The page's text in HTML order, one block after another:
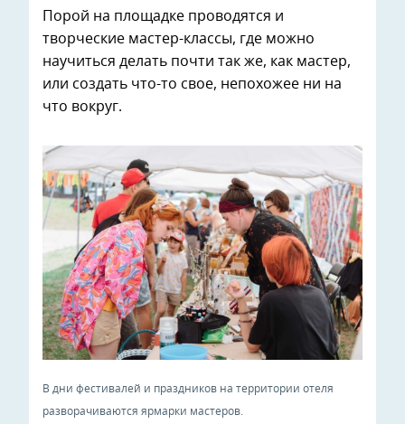
Порой на площадке проводятся и
творческие мастер-классы, где можно
научиться делать почти так же, как мастер,
или создать что-то свое, непохожее ни на
что вокруг.
В дни фестивалей и праздников на территории отеля
разворачиваются ярмарки мастеров.